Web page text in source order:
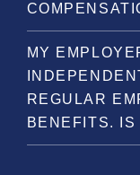
MY
REGULAR
BENEFITS.